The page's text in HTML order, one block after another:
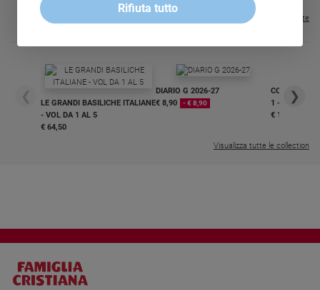
Coppia
giovani
Adolescenza
Bioetica
Foto
Visualizza tutte le riviste
❮
LE GRANDI BASILICHE ITALIANE
- VOL DA 1 AL 5
€ 64,50
DIARIO G 2026-27
€ 8,90
- € 8,90
COLLANA
1 - 2
€ 18,50
❯
Visualizza tutte le collection
Rifiuta tutto